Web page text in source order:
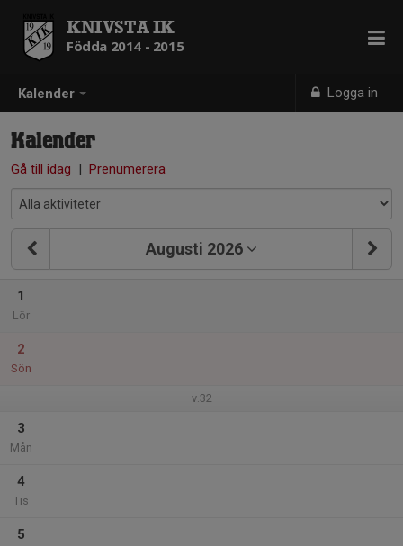
Kalender Logga in
KNIVSTA IK
Födda 2014 - 2015
Kalender
Gå till idag | Prenumerera
Augusti 2026
1
Lör
2
Sön
v.32
3
Mån
4
Tis
5